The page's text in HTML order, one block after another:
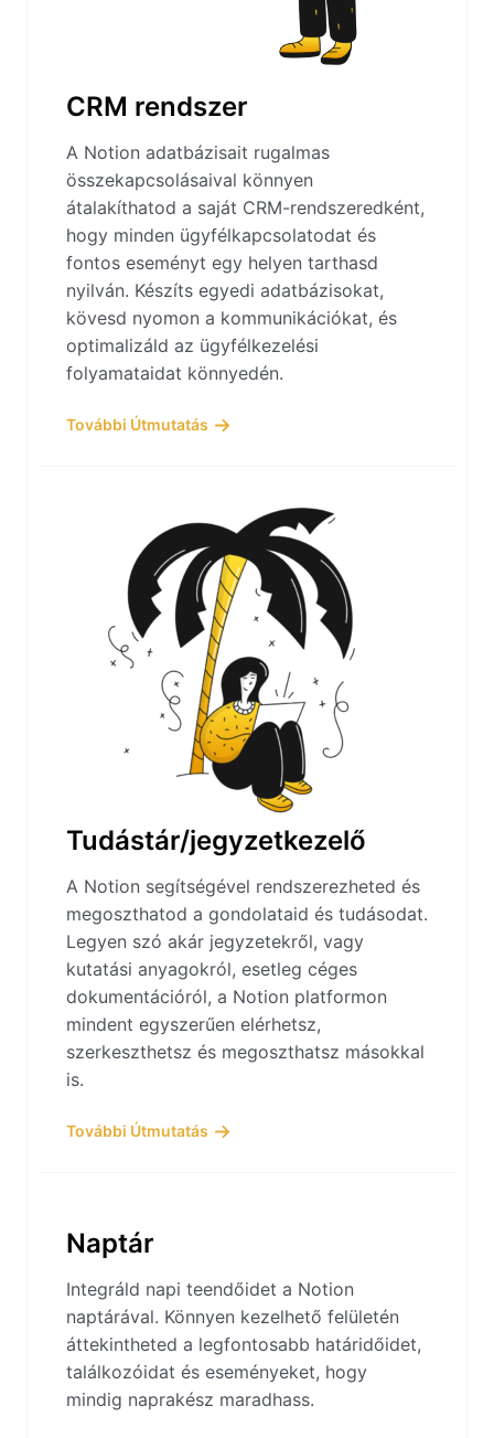
CRM rendszer
A Notion adatbázisait rugalmas
összekapcsolásaival könnyen
átalakíthatod a saját CRM-rendszeredként,
hogy minden ügyfélkapcsolatodat és
fontos eseményt egy helyen tarthasd
nyilván. Készíts egyedi adatbázisokat,
kövesd nyomon a kommunikációkat, és
optimalizáld az ügyfélkezelési
folyamataidat könnyedén.
További Útmutatás
Tudástár/jegyzetkezelő
A Notion segítségével rendszerezheted és
megoszthatod a gondolataid és tudásodat.
Legyen szó akár jegyzetekről, vagy
kutatási anyagokról, esetleg céges
dokumentációról, a Notion platformon
mindent egyszerűen elérhetsz,
szerkeszthetsz és megoszthatsz másokkal
is.
További Útmutatás
Naptár
Integráld napi teendőidet a Notion
naptárával. Könnyen kezelhető felületén
áttekintheted a legfontosabb határidőidet,
találkozóidat és eseményeket, hogy
mindig naprakész maradhass.